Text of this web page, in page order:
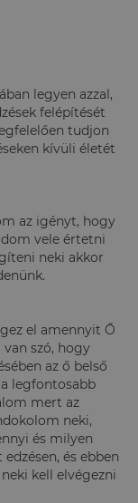
legyen azzal,
felépítését
tudjon
kívüli életét
az igényt, hogy
vele értetni
neki akkor
el amennyit Ő
szó, hogy
az ő belső
legfontosabb
mert az
neki,
és milyen
és ebben
kell elvégezni